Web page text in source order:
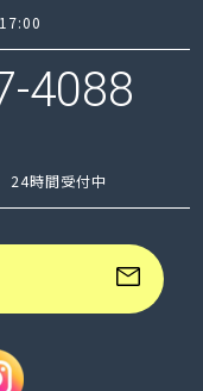
4088
24時間受付中